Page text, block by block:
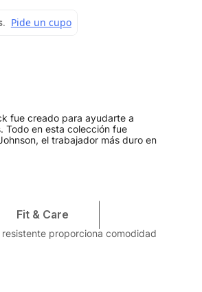
fue creado para ayudarte a
Todo en esta colección fue
el trabajador más duro en
Fit & Care
proporciona comodidad